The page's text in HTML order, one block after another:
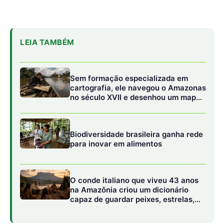
rituais e uma maneira inteira de
A análise de marcadores da saliva apontou uma queda na
capacidade de tamponamento dos ácidos (ação que
impede a desmineralização do esmalte dentário). Já o
sequenciamento genômico bacteriano indicou que a
microbiota também sofre alterações de diversidade –
especialmente no grupo cirurgia –, aumentando a
Os pesquisadores acreditam que as profundas mudanças
dietéticas sejam a causa da piora da saúde bucal, por
exemplo, a maior frequência diária de refeições sem um
aumento associado do número de escovações, além da